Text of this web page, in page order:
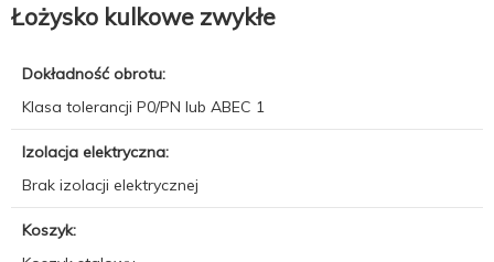
Łożysko kulkowe zwykłe
Dokładność obrotu:
Klasa tolerancji P0/PN lub ABEC 1
Izolacja elektryczna:
Brak izolacji elektrycznej
Koszyk: